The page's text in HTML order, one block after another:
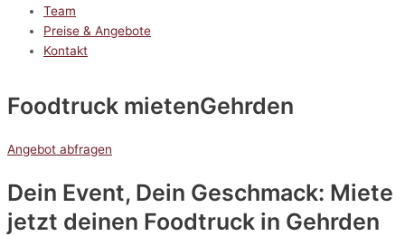
Team
Preise & Angebote
Kontakt
Foodtruck mietenGehrden
Angebot abfragen
Dein Event, Dein Geschmack: Miete
jetzt deinen Foodtruck in Gehrden